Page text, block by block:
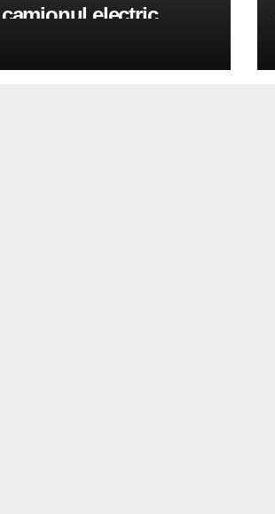
camionul electric
tone in Brasov